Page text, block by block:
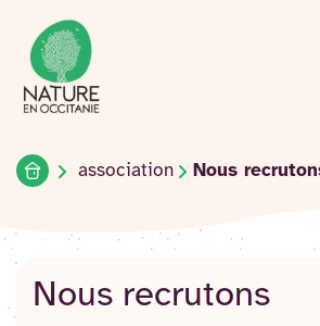
Accéder
au
contenu
Accueil du site
Accueilassociation Nous
Nous recrutons